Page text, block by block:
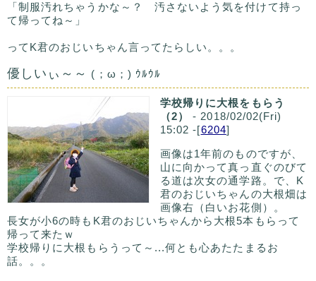
「制服汚れちゃうかな～？ 汚さないよう気を付けて持っ
て帰ってね～」
ってK君のおじいちゃん言ってたらしい。。。
優しいぃ～～ (；ω；) ｳﾙｳﾙ
学校帰りに大根をもらう
（2）
- 2018/02/02(Fri)
15:02 -[6204]
画像は1年前のものですが、
山に向かって真っ直ぐのびて
る道は次女の通学路。で、K
君のおじいちゃんの大根畑は
画像右（白いお花側）。
長女が小6の時もK君のおじいちゃんから大根5本もらって
帰って来たｗ
学校帰りに大根もらうって～...何とも心あたたまるお
話。。。